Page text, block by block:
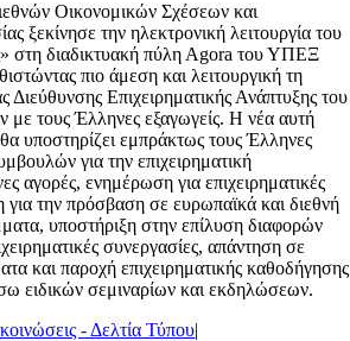
Οικονομικών Σχέσεων και
ξεκίνησε την ηλεκτρονική λειτουργία του
στη διαδικτυακή πύλη Αgora του ΥΠΕΞ
πιο άμεση και λειτουργική τη
Διεύθυνσης Επιχειρηματικής Ανάπτυξης του
με τους Έλληνες εξαγωγείς. Η νέα αυτή
θα υποστηρίζει εμπράκτως τους Έλληνες
για την επιχειρηματική
αγορές, ενημέρωση για επιχειρηματικές
για την πρόσβαση σε ευρωπαϊκά και διεθνή
υποστήριξη στην επίλυση διαφορών
συνεργασίες, απάντηση σε
και παροχή επιχειρηματικής καθοδήγησης
ειδικών σεμιναρίων και εκδηλώσεων.
- Δελτία Τύπου|